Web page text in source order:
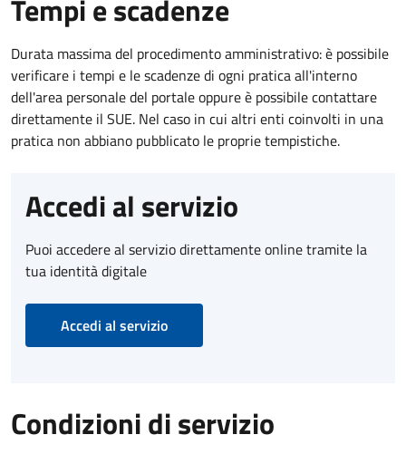
Tempi e scadenze
Durata massima del procedimento amministrativo: è possibile
verificare i tempi e le scadenze di ogni pratica all'interno
dell'area personale del portale oppure è possibile contattare
direttamente il SUE. Nel caso in cui altri enti coinvolti in una
pratica non abbiano pubblicato le proprie tempistiche.
Accedi al servizio
Puoi accedere al servizio direttamente online tramite la
tua identità digitale
Accedi al servizio
Condizioni di servizio